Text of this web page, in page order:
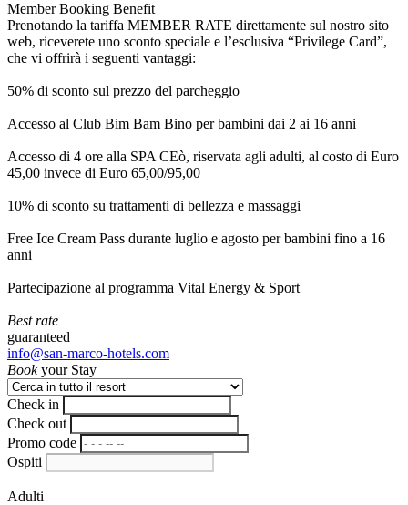
Member Booking Benefit
Prenotando la tariffa MEMBER RATE direttamente sul nostro sito
web, riceverete uno sconto speciale e l’esclusiva “Privilege Card”,
che vi offrirà i seguenti vantaggi:
50% di sconto sul prezzo del parcheggio
Accesso al Club Bim Bam Bino per bambini dai 2 ai 16 anni
Accesso di 4 ore alla SPA CEò, riservata agli adulti, al costo di Euro
45,00 invece di Euro 65,00/95,00
10% di sconto su trattamenti di bellezza e massaggi
Free Ice Cream Pass durante luglio e agosto per bambini fino a 16
anni
Partecipazione al programma Vital Energy & Sport
Best rate
guaranteed
info@san-marco-hotels.com
Bookyour Stay
Check in
Check out
Promo code
Ospiti
Adulti